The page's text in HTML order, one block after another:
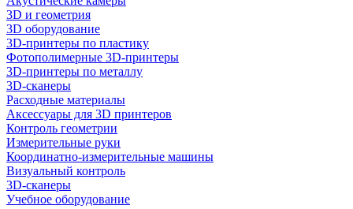
3D и геометрия
3D оборудование
3D-принтеры по пластику
Фотополимерные 3D-принтеры
3D-принтеры по металлу
3D-сканеры
Расходные материалы
Аксессуары для 3D принтеров
Контроль геометрии
Измерительные руки
Координатно-измерительные машины
Визуальный контроль
3D-сканеры
Учебное оборудование